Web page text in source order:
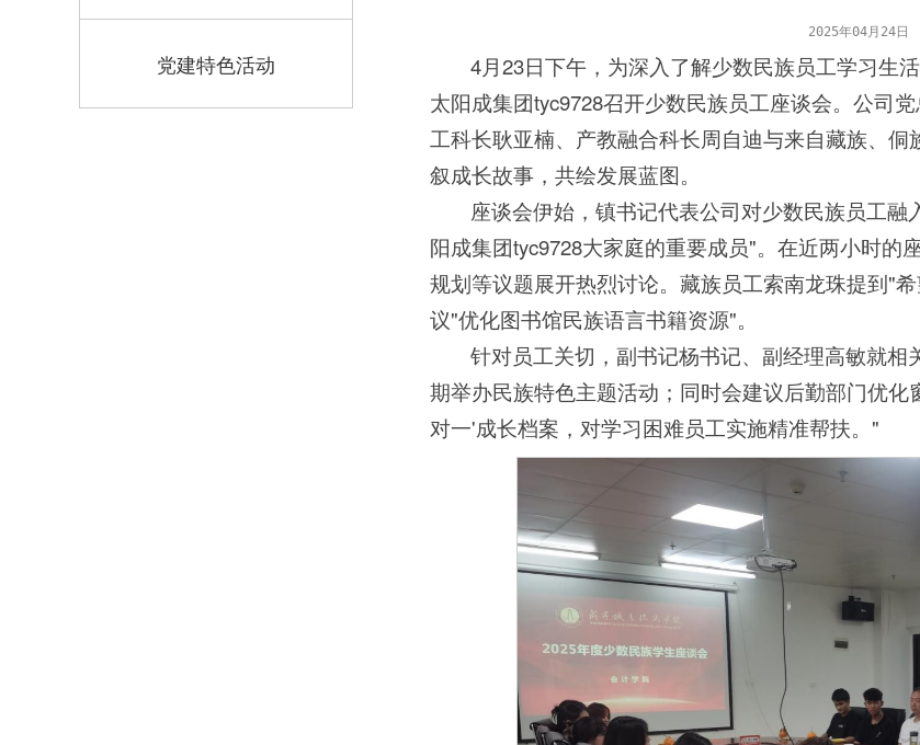
党建特色活动
2025年04月24日
4月23日下午，为深入了解少数民族员工学习生
太阳成集团tyc9728召开少数民族员工座谈会。公司
工科长耿亚楠、产教融合科长周自迪与来自藏族、
叙成长故事，共绘发展蓝图。
座谈会伊始，镇书记代表公司对少数民族员工
阳成集团tyc9728大家庭的重要成员"。在近两小时
规划等议题展开热烈讨论。藏族员工索南龙珠提到"
议"优化图书馆民族语言书籍资源"。
针对员工关切，副书记杨书记、副经理高敏就
期举办民族特色主题活动；同时会建议后勤部门优
对一'成长档案，对学习困难员工实施精准帮扶。"